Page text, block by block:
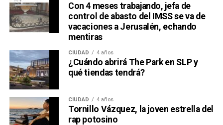
Con 4 meses trabajando, jefa de
control de abasto del IMSS se va de
vacaciones a Jerusalén, echando
mentiras
CIUDAD 4 años
¿Cuándo abrirá The Park en SLP y
qué tiendas tendrá?
CIUDAD 4 años
Tornillo Vázquez, la joven estrella del
rap potosino